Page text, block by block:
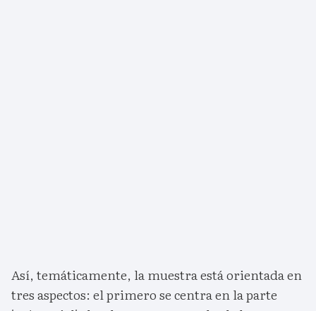
Así, temáticamente, la muestra está orientada en
tres aspectos: el primero se centra en la parte